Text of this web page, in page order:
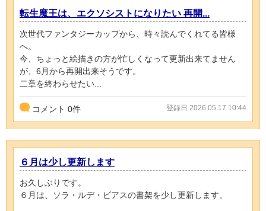
転生魔王は、エクソシストになりたい 再開...
次世代ファンタジーカップから、時々読んでくれてる皆様
へ。
今、ちょっと絵描きの方が忙しくなって更新出来てません
が、6月から再開出来そうです。
二章を終わらせたい...
コメント 0件 登録日 2026.05.17 10:44
６月は少し更新します
お久しぶりです。
６月は、ソラ・ルデ・ビアスの書架を少し更新します。